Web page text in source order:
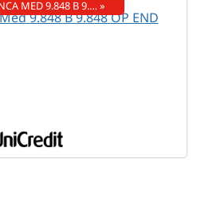
MED 9.848 B 9.… »